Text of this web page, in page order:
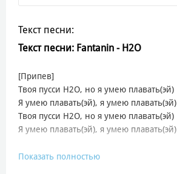
Текст песни:
Текст песни: Fantanin - H2O
[Припев]
Твоя пусси H2O, но я умею плавать(эй)
Я умею плавать(эй), я умею плавать(эй)
Твоя пусси H2O, но я умею плавать(эй)
Я умею плавать(эй), я умею плавать(эй)
[Куплет]
Показать полностью